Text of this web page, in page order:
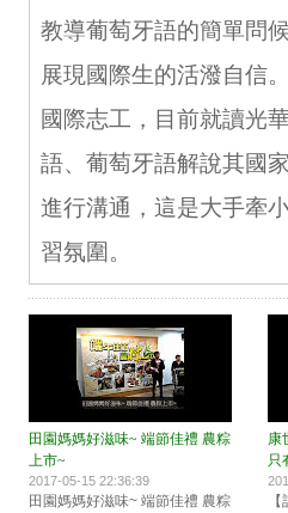
教導葡萄牙語的簡單問
展現國際生的活潑自信
國際志工，目前就讀光
語、葡萄牙語解說其國
進行溝通，這是大手牽
習氛圍。
田園媽媽好滋味~ 端節佳禮 農粽
上市~
2017-05-15 22:36:39
田園媽媽好滋味~ 端節佳禮 農粽
康
只